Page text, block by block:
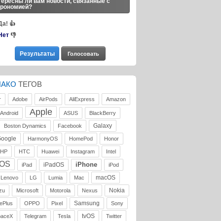
👍
👎
ТЕГОВ
Adobe AirPods AliExpress Amazon
Android Apple ASUS BlackBerry
Boston Dynamics Facebook
Galaxy
HarmonyOS HomePod Honor
HP HTC Huawei Instagram Intel
iPad iPadOS iPhone iPod
Lenovo LG Lumia Mac macOS
Microsoft Motorola Nexus Nokia
OPPO Pixel Samsung Sony
Telegram Tesla tvOS Twitter